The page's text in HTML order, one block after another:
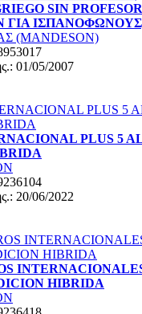
SIN
ΓΙΑ
(MANDESON)
01/05/2007
PLUS 5
20/06/2022
HIBRIDA